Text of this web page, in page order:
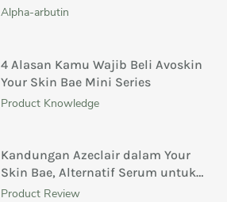
Masing-Masing Variannya
Alpha-arbutin
4 Alasan Kamu Wajib Beli Avoskin
Your Skin Bae Mini Series
Product Knowledge
Kandungan Azeclair dalam Your
Skin Bae, Alternatif Serum untuk
Menghilangkan Bekas Jerawat
Product Review